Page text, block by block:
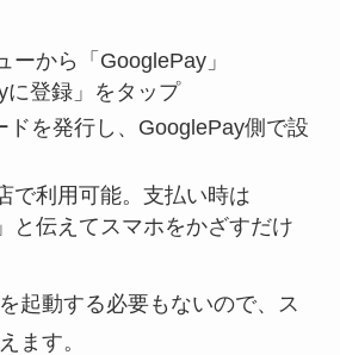
ーから「GooglePay」
登録」をタップ
ドを発行し、GooglePay側で設
で利用可能。支払い時は
と伝えてスマホをかざすだけ
起動する必要もないので、ス
ます。